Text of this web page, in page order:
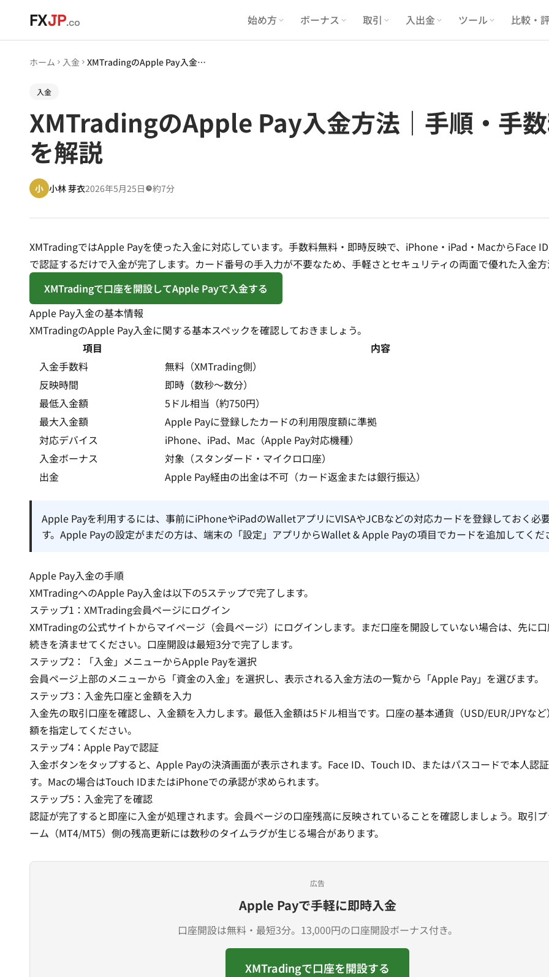
FXJP.co 始め方 ボーナス 取引 入出金 ツール 比較・
ホーム 入金 XMTradingのApple Pay入金方法｜手順・手数料・反映時間・注意点を解説
入金
XMTradingのApple Pay入金方法｜手順・手
を解説
小 小林 芽衣2026年5月25日 約7分
XMTradingではApple Payを使った入金に対応しています。手数料無料・即時反映で、iPhone・iPad・MacからFace
で認証するだけで入金が完了します。カード番号の手入力が不要なため、手軽さとセキュリティの両面で優れた入金方
XMTradingで口座を開設してApple Payで入金する
Apple Pay入金の基本情報
XMTradingのApple Pay入金に関する基本スペックを確認しておきましょう。
項目
内容
入金手数料
無料（XMTrading側）
反映時間
即時（数秒〜数分）
最低入金額
5ドル相当（約750円）
最大入金額
Apple Payに登録したカードの利用限度額に準拠
対応デバイス
iPhone、iPad、Mac（Apple Pay対応機種）
入金ボーナス
対象（スタンダード・マイクロ口座）
出金
Apple Pay経由の出金は不可（カード返金または銀行振込）
Apple Payを利用するには、事前にiPhoneやiPadのWalletアプリにVISAやJCBなどの対応カードを登録しておく必
す。Apple Payの設定がまだの方は、端末の「設定」アプリからWallet & Apple Payの項目でカードを追加してくだ
Apple Pay入金の手順
XMTradingへのApple Pay入金は以下の5ステップで完了します。
ステップ1：XMTrading会員ページにログイン
XMTradingの公式サイトからマイページ（会員ページ）にログインします。まだ口座を開設していない場合は、先に
続きを済ませてください。口座開設は最短3分で完了します。
ステップ2：「入金」メニューからApple Payを選択
会員ページ上部のメニューから「資金の入金」を選択し、表示される入金方法の一覧から「Apple Pay」を選びます。
ステップ3：入金先口座と金額を入力
入金先の取引口座を確認し、入金額を入力します。最低入金額は5ドル相当です。口座の基本通貨（USD/EUR/JPYな
額を指定してください。
ステップ4：Apple Payで認証
入金ボタンをタップすると、Apple Payの決済画面が表示されます。Face ID、Touch ID、またはパスコードで本人認
す。Macの場合はTouch IDまたはiPhoneでの承認が求められます。
ステップ5：入金完了を確認
認証が完了すると即座に入金が処理されます。会員ページの口座残高に反映されていることを確認しましょう。取引
ーム（MT4/MT5）側の残高更新には数秒のタイムラグが生じる場合があります。
広告
Apple Payで手軽に即時入金
口座開設は無料・最短3分。13,000円の口座開設ボーナス付き。
XMTradingで口座を開設する